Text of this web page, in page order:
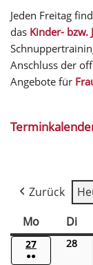
Jeden Freitag
das Kinder- bzw.
Anschluss der
Angebote für
Zurück
Mo
Di
27
●●
28